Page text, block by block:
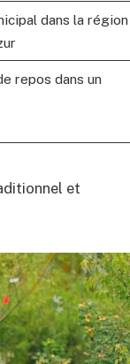
dans la région
repos dans un
et